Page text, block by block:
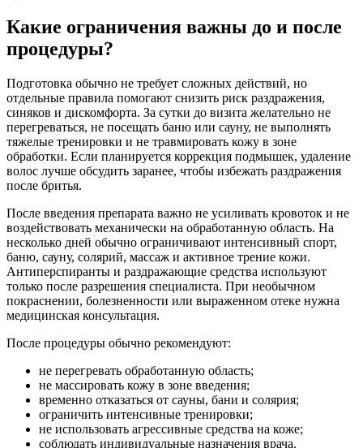
Какие ограничения важны до и после
процедуры?
Подготовка обычно не требует сложных действий, но
отдельные правила помогают снизить риск раздражения,
синяков и дискомфорта. За сутки до визита желательно не
перегреваться, не посещать баню или сауну, не выполнять
тяжелые тренировки и не травмировать кожу в зоне
обработки. Если планируется коррекция подмышек, удаление
волос лучше обсудить заранее, чтобы избежать раздражения
после бритья.
После введения препарата важно не усиливать кровоток и не
воздействовать механически на обработанную область. На
несколько дней обычно ограничивают интенсивный спорт,
баню, сауну, солярий, массаж и активное трение кожи.
Антиперспиранты и раздражающие средства используют
только после разрешения специалиста. При необычном
покраснении, болезненности или выраженном отеке нужна
медицинская консультация.
После процедуры обычно рекомендуют:
не перегревать обработанную область;
не массировать кожу в зоне введения;
временно отказаться от сауны, бани и солярия;
ограничить интенсивные тренировки;
не использовать агрессивные средства на коже;
соблюдать индивидуальные назначения врача.